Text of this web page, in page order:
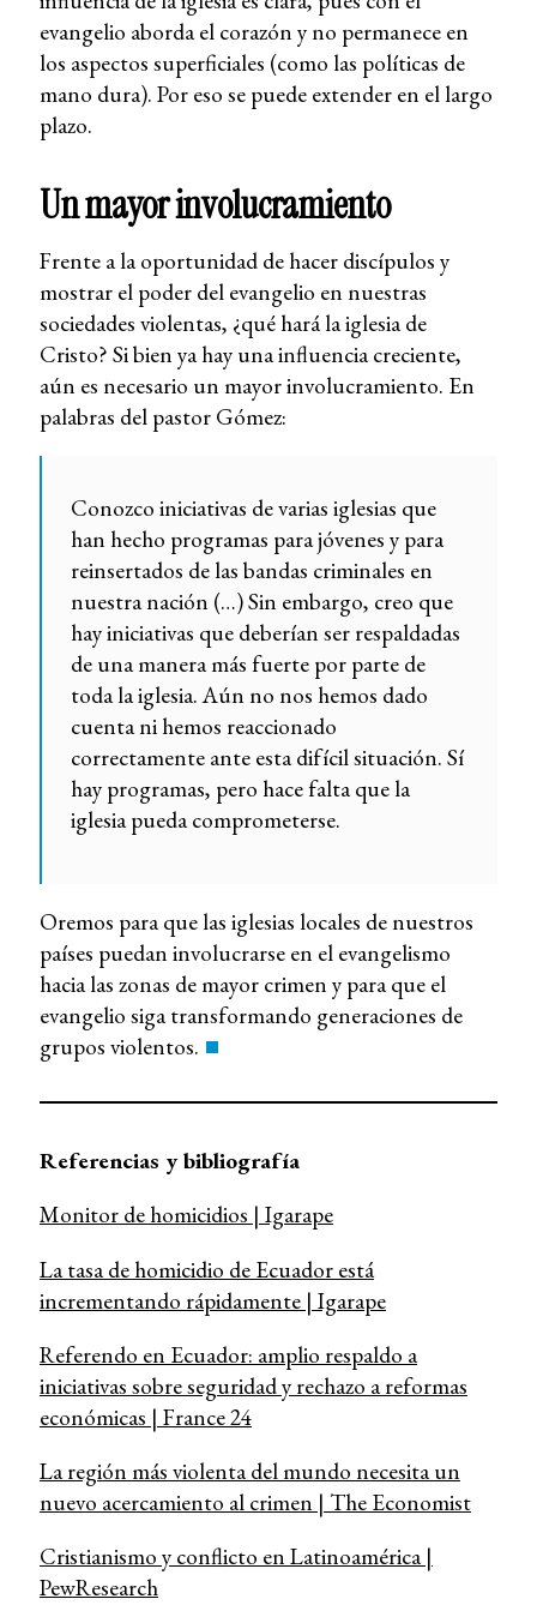
evangelio aborda el corazón y no permanece en
los aspectos superficiales (como las políticas de
mano dura). Por eso se puede extender en el largo
plazo.
Un mayor involucramiento
Frente a la oportunidad de hacer discípulos y
mostrar el poder del evangelio en nuestras
sociedades violentas, ¿qué hará la iglesia de
Cristo? Si bien ya hay una influencia creciente,
aún es necesario un mayor involucramiento. En
palabras del pastor Gómez:
Conozco iniciativas de varias iglesias que
han hecho programas para jóvenes y para
reinsertados de las bandas criminales en
nuestra nación (…) Sin embargo, creo que
hay iniciativas que deberían ser respaldadas
de una manera más fuerte por parte de
toda la iglesia. Aún no nos hemos dado
cuenta ni hemos reaccionado
correctamente ante esta difícil situación. Sí
hay programas, pero hace falta que la
iglesia pueda comprometerse.
Oremos para que las iglesias locales de nuestros
países puedan involucrarse en el evangelismo
hacia las zonas de mayor crimen y para que el
evangelio siga transformando generaciones de
grupos violentos.
Referencias y bibliografía
Monitor de homicidios | Igarape
La tasa de homicidio de Ecuador está
incrementando rápidamente | Igarape
Referendo en Ecuador: amplio respaldo a
iniciativas sobre seguridad y rechazo a reformas
económicas | France 24
La región más violenta del mundo necesita un
nuevo acercamiento al crimen | The Economist
Cristianismo y conflicto en Latinoamérica |
PewResearch